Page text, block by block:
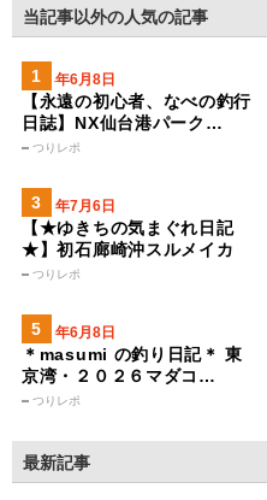
当記事以外の人気の記事
2024年6月8日
【永遠の初心者、なべの釣行
日誌】NX仙台港パーク…
つりレポ
2023年7月6日
【★ゆきちの気まぐれ日記
★】初石廊崎沖スルメイカ
つりレポ
2026年6月8日
＊masumi の釣り日記＊ 東
京湾・２０２６マダコ…
つりレポ
最新記事